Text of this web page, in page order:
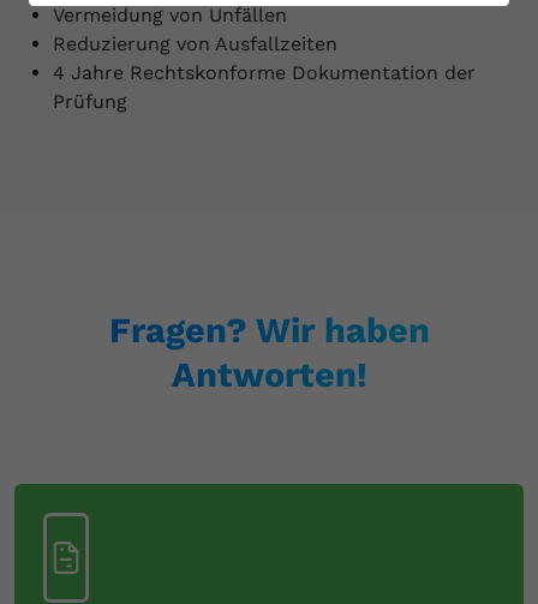
Vermeidung von Unfällen
Reduzierung von Ausfallzeiten
4 Jahre Rechtskonforme Dokumentation der
Prüfung
Fragen? Wir haben
Antworten!